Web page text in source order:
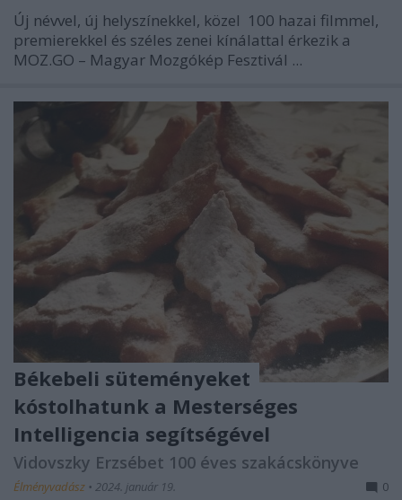
Új névvel, új helyszínekkel, közel 100 hazai filmmel,
premierekkel és széles zenei kínálattal érkezik a
MOZ.GO – Magyar Mozgókép Fesztivál ...
Békebeli süteményeket
kóstolhatunk a Mesterséges
Intelligencia segítségével
Vidovszky Erzsébet 100 éves szakácskönyve
Élményvadász • 2024. január 19. 0